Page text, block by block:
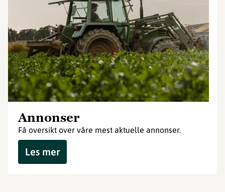
Annonser
Få oversikt over våre mest aktuelle annonser.
Les mer